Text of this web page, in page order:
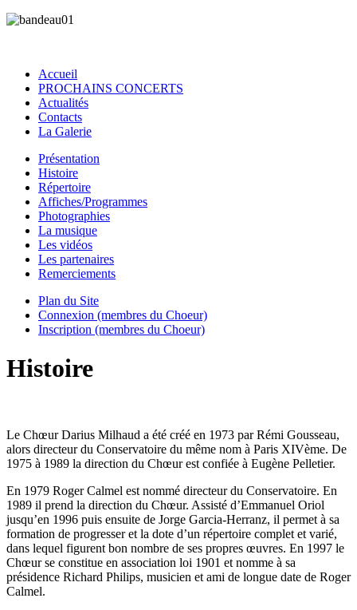
Accueil
PROCHAINS CONCERTS
Actualités
Contacts
La Galerie
Présentation
Histoire
Répertoire
Affiches/Programmes
Photographies
La musique
Les vidéos
Les partenaires
Remerciements
Plan du Site
Connexion (membres du Choeur)
Inscription (membres du Choeur)
Histoire
Le Chœur Darius Milhaud a été créé en 1973 par Rémi Gousseau,
alors directeur du Conservatoire du même nom à Paris XIVème. De
1975 à 1989 la direction du Chœur est confiée à Eugène Pelletier.
En 1979 Roger Calmel est nommé directeur du Conservatoire. En
1989 il prend la direction du Chœur. Assisté d’Emmanuel Oriol
jusqu’en 1996 puis ensuite de Jorge Garcia-Herranz, il permet à sa
formation de progresser et la dote d’un répertoire complet et varié,
dans lequel figurent bon nombre de ses propres œuvres. En 1997 le
Chœur se constitue en association loi 1901 et nomme à sa
présidence Richard Philips, musicien et ami de longue date de Roger
Calmel.